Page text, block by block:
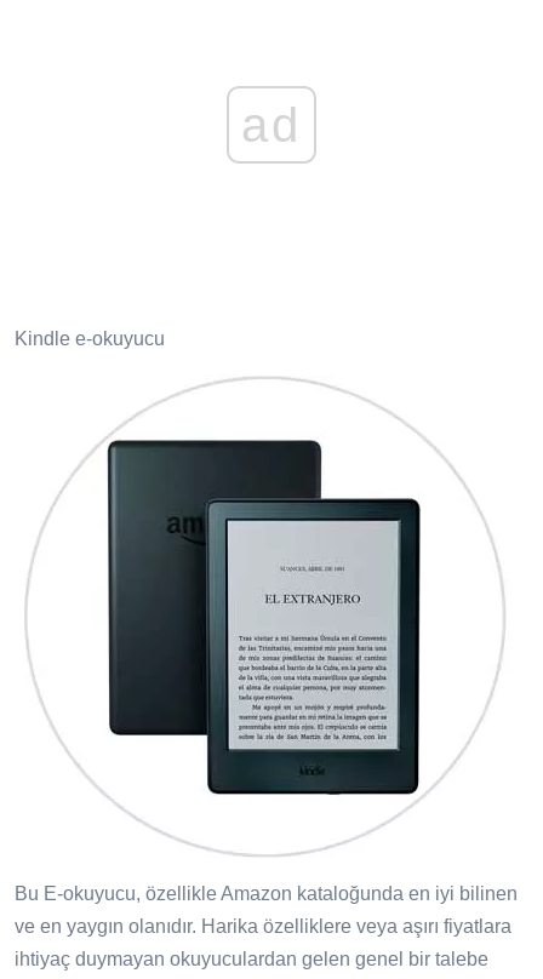
ad
Kindle e-okuyucu
Bu E-okuyucu, özellikle Amazon kataloğunda en iyi bilinen
ve en yaygın olanıdır. Harika özelliklere veya aşırı fiyatlara
ihtiyaç duymayan okuyuculardan gelen genel bir talebe